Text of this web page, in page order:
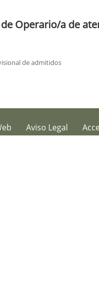
Operario/a de
de admitidos
Aviso Legal